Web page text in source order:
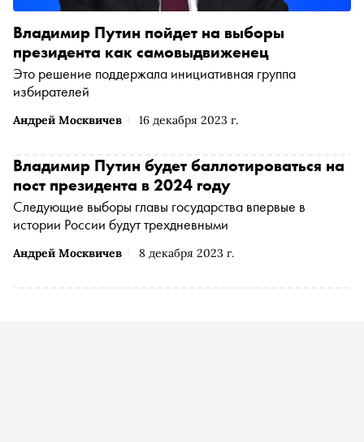
Андрей Москвичев 16 декабря 2023 г.
Владимир Путин пойдет на выборы
президента как самовыдвиженец
Это решение поддержала инициативная группа
избирателей
Андрей Москвичев 8 декабря 2023 г.
Владимир Путин будет баллотироваться на
пост президента в 2024 году
Следующие выборы главы государства впервые в
истории России будут трехдневными